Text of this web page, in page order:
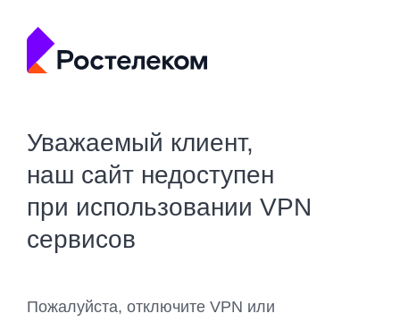
Уважаемый клиент,
наш сайт недоступен
при использовании VPN
сервисов
Пожалуйста, отключите VPN или